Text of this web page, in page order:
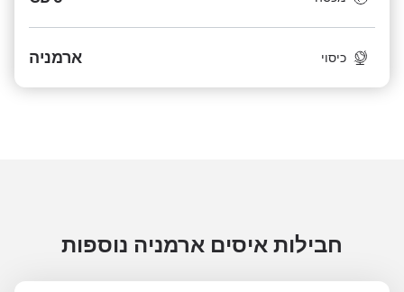
כיסוי ארמניה
חבילות איסים ארמניה נוספות